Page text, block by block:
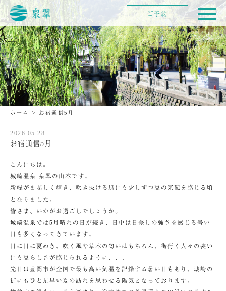
ホーム > お宿通信5月
2026.05.28
お宿通信5月
こんにちは。
城崎温泉 泉翠の山本です。
新緑がまぶしく輝き、吹き抜ける風にも少しずつ夏の気配を感じる頃
となりました。
皆さま、いかがお過ごしでしょうか。
城崎温泉では5月晴れの日が続き、日中は日差しの強さを感じる暑い
日も多くなってきています。
日に日に夏めき、吹く風や草木の匂いはもちろん、街行く人々の装い
にも夏らしさが感じられるように、、、
先日は豊岡市が全国で最も高い気温を記録する暑い日もあり、城崎の
街にもひと足早い夏の訪れを思わせる陽気となっております。
ご予約